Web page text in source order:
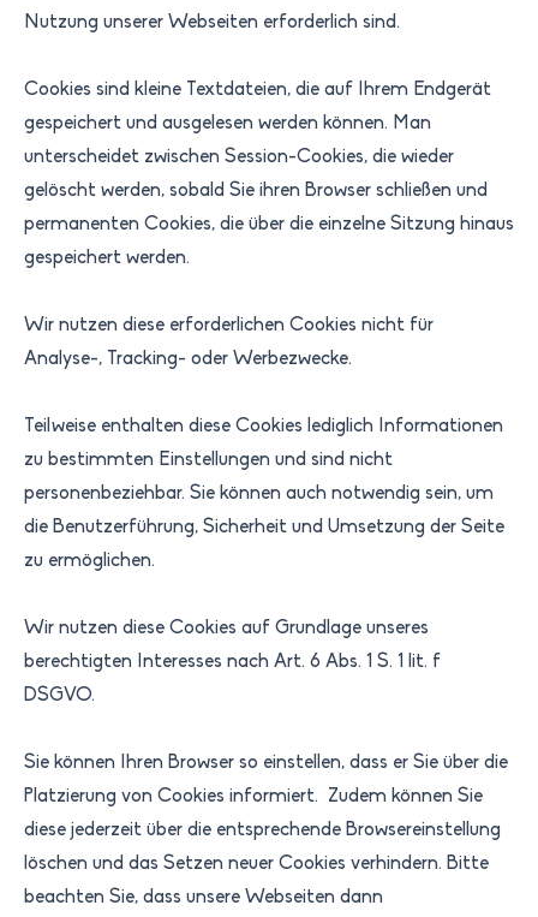
Nutzung unserer Webseiten erforderlich sind.
Cookies sind kleine Textdateien, die auf Ihrem Endgerät
gespeichert und ausgelesen werden können. Man
unterscheidet zwischen Session-Cookies, die wieder
gelöscht werden, sobald Sie ihren Browser schließen und
permanenten Cookies, die über die einzelne Sitzung hinaus
gespeichert werden.
Wir nutzen diese erforderlichen Cookies nicht für
Analyse-, Tracking- oder Werbezwecke.
Teilweise enthalten diese Cookies lediglich Informationen
zu bestimmten Einstellungen und sind nicht
personenbeziehbar. Sie können auch notwendig sein, um
die Benutzerführung, Sicherheit und Umsetzung der Seite
zu ermöglichen.
Wir nutzen diese Cookies auf Grundlage unseres
berechtigten Interesses nach Art. 6 Abs. 1 S. 1 lit. f
DSGVO.
Sie können Ihren Browser so einstellen, dass er Sie über die
Platzierung von Cookies informiert. Zudem können Sie
diese jederzeit über die entsprechende Browsereinstellung
löschen und das Setzen neuer Cookies verhindern. Bitte
beachten Sie, dass unsere Webseiten dann